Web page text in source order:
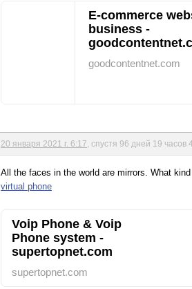
E-commerce
business -
goodcontentnet.com
20 января 2021 г. 6:17 , спустя 96 дней 19 часов
All the faces in the world are mirrors. What
virtual phone
Voip Phone & Voip
Phone system -
supertopnet.com
supertopnet.com